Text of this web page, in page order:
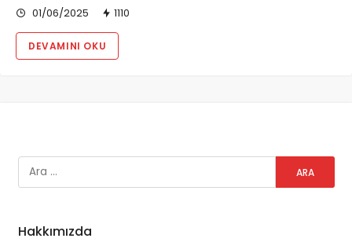
01/06/2025 1110
DEVAMINI OKU
Hakkımızda